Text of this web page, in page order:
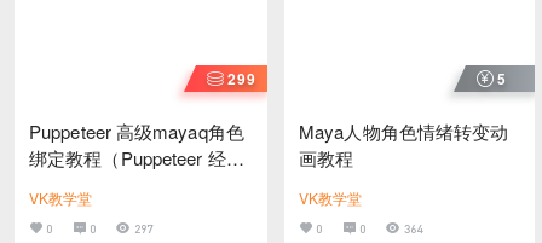
299
Puppeteer 高级mayaq角色
绑定教程（Puppeteer 经典
VK教学堂
0 0 297
5
Maya人物角色情绪转变动
画教程
VK教学堂
0 0 364